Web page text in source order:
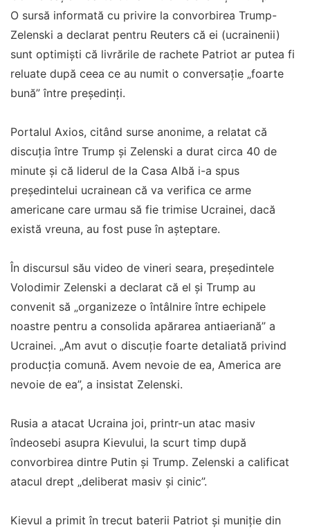
O sursă informată cu privire la convorbirea Trump-
Zelenski a declarat pentru Reuters că ei (ucrainenii)
sunt optimişti că livrările de rachete Patriot ar putea fi
reluate după ceea ce au numit o conversaţie „foarte
bună” între preşedinţi.
Portalul Axios, citând surse anonime, a relatat că
discuţia între Trump şi Zelenski a durat circa 40 de
minute şi că liderul de la Casa Albă i-a spus
preşedintelui ucrainean că va verifica ce arme
americane care urmau să fie trimise Ucrainei, dacă
există vreuna, au fost puse în aşteptare.
În discursul său video de vineri seara, preşedintele
Volodimir Zelenski a declarat că el şi Trump au
convenit să „organizeze o întâlnire între echipele
noastre pentru a consolida apărarea antiaeriană” a
Ucrainei. „Am avut o discuţie foarte detaliată privind
producţia comună. Avem nevoie de ea, America are
nevoie de ea”, a insistat Zelenski.
Rusia a atacat Ucraina joi, printr-un atac masiv
îndeosebi asupra Kievului, la scurt timp după
convorbirea dintre Putin şi Trump. Zelenski a calificat
atacul drept „deliberat masiv şi cinic”.
Kievul a primit în trecut baterii Patriot şi muniţie din